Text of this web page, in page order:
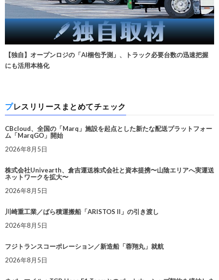
【独自】オープンロジの「AI梱包予測」、トラック必要台数の迅速把握
にも活用本格化
プレスリリースまとめてチェック
CBcloud、全国の「Marq」施設を起点とした新たな配送プラットフォー
ム「MarqGO」開始
2026年8月5日
株式会社Univearth、倉吉運送株式会社と資本提携〜山陰エリアへ実運送
ネットワークを拡大〜
2026年8月5日
川崎重工業／ばら積運搬船「ARISTOS II」の引き渡し
2026年8月5日
フジトランスコーポレーション／新造船「蓉翔丸」就航
2026年8月5日